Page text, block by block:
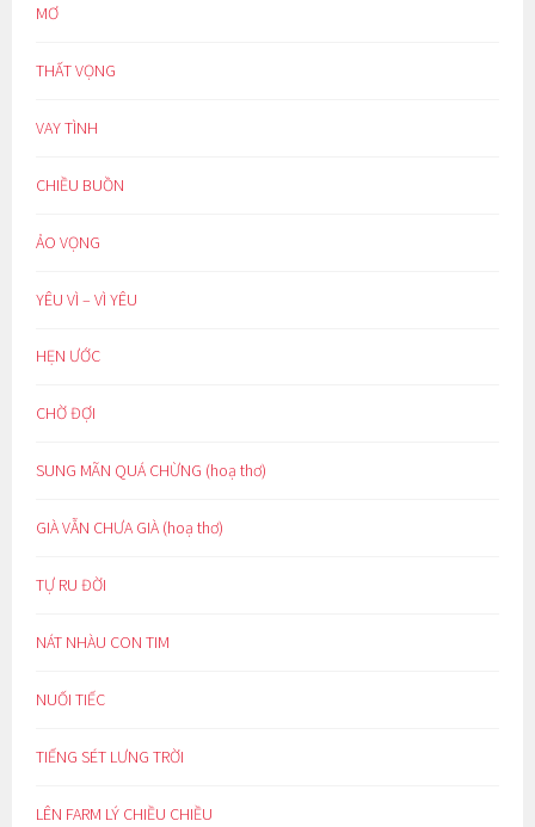
MƠ
THẤT VỌNG
VAY TÌNH
CHIỀU BUỒN
ẢO VỌNG
YÊU VÌ – VÌ YÊU
HẸN ƯỚC
CHỜ ĐỢI
SUNG MÃN QUÁ CHỪNG (hoạ thơ)
GIÀ VẪN CHƯA GIÀ (hoạ thơ)
TỰ RU ĐỜI
NÁT NHÀU CON TIM
NUỐI TIẾC
TIẾNG SÉT LƯNG TRỜI
LÊN FARM LÝ CHIỀU CHIỀU